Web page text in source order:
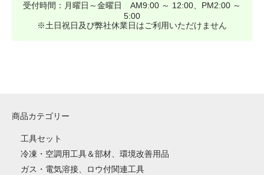
受付時間：月曜日～金曜日 AM9:00 ～ 12:00、PM2:00 ～
5:00
※土日祝日及び弊社休業日はご利用いただけません
商品カテゴリー
工具セット
冷凍・空調用工具＆部材、環境改善用品
ガス・電気溶接、ロウ付関連工具